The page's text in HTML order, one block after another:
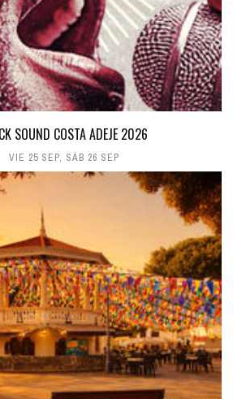
SOUND COSTA ADEJE 2026
VIE 25 SEP, SÁB 26 SEP